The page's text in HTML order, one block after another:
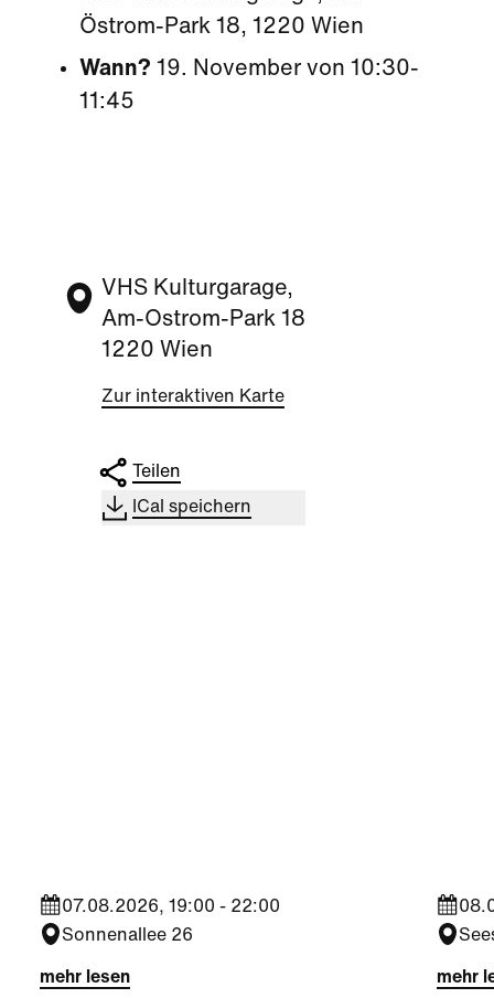
VHS Kulturgarage,
Am-Ostrom-Park 18
1220 Wien
Zur interaktiven Karte
Teilen
ICal speichern
Östrom-Park 18, 1220 Wien
Wann? 19. November von 10:30-
11:45
07.08.2026, 19:00 - 22:00
Sonnenallee 26
mehr lesen mehr